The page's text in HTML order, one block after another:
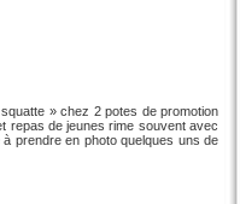
» chez 2 potes de promotion
repas de jeunes rime souvent avec
prendre en photo quelques uns de